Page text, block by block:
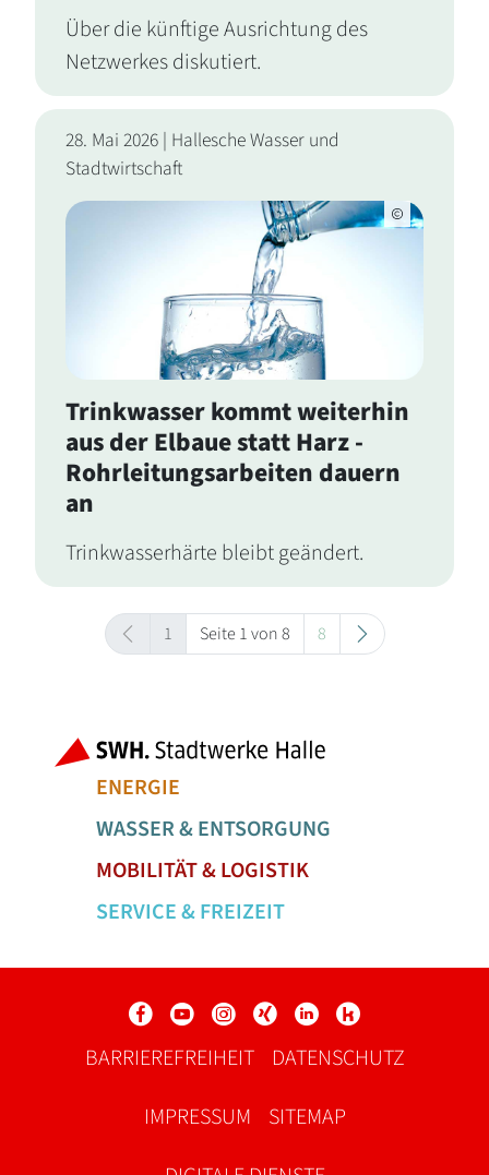
Über die künftige Ausrichtung des
Netzwerkes diskutiert.
28. Mai 2026 | Hallesche Wasser und
Stadtwirtschaft
Trinkwasser kommt weiterhin
aus der Elbaue statt Harz -
Rohrleitungsarbeiten dauern
an
Trinkwasserhärte bleibt geändert.
1 Seite 1 von 8 8
Bereiche der
ENERGIE
WASSER & ENTSORGUNG
MOBILITÄT & LOGISTIK
SERVICE & FREIZEIT
Social Media Links
Service Links
BARRIEREFREIHEIT
DATENSCHUTZ
IMPRESSUM
SITEMAP